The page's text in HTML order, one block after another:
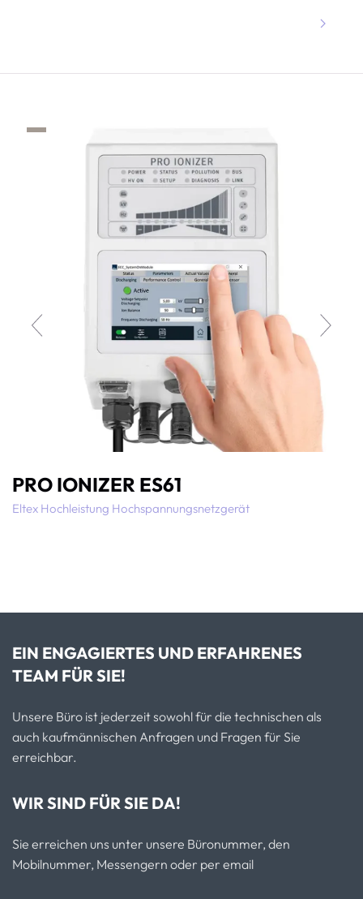
PRO IONIZER ES61
Eltex Hochleistung Hochspannungsnetzgerät
EIN ENGAGIERTES UND ERFAHRENES
TEAM FÜR SIE!
Unsere Büro ist jederzeit sowohl für die technischen als
auch kaufmännischen Anfragen und Fragen für Sie
erreichbar.
WIR SIND FÜR SIE DA!
Sie erreichen uns unter unsere Büronummer, den
Mobilnummer, Messengern oder per email